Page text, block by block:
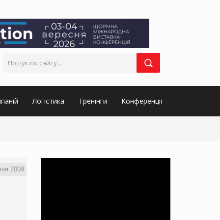
Логістика Тренінги Конференції
2009